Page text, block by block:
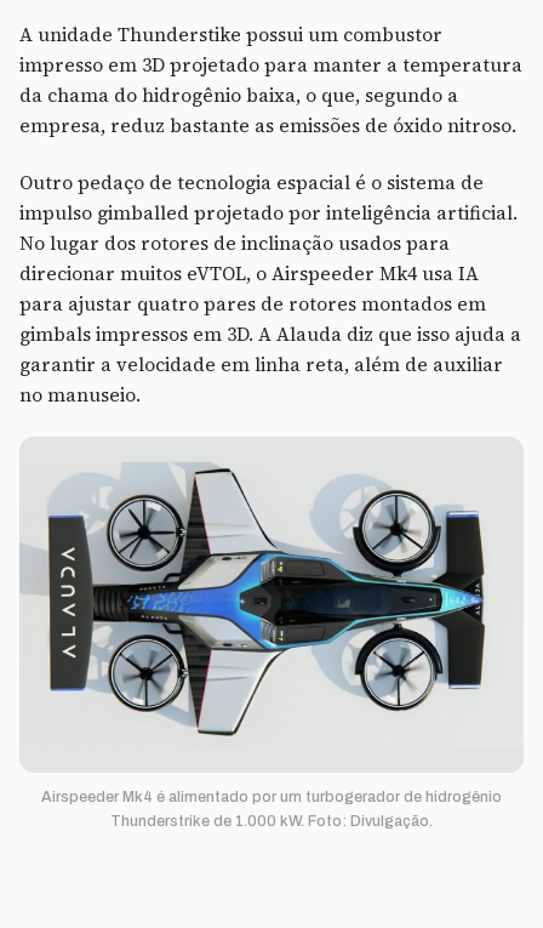
A unidade Thunderstike possui um combustor
impresso em 3D projetado para manter a temperatura
da chama do hidrogênio baixa, o que, segundo a
empresa, reduz bastante as emissões de óxido nitroso.
Outro pedaço de tecnologia espacial é o sistema de
impulso gimballed projetado por inteligência artificial.
No lugar dos rotores de inclinação usados ​​para
direcionar muitos eVTOL, o Airspeeder Mk4 usa IA
para ajustar quatro pares de rotores montados em
gimbals impressos em 3D. A Alauda diz que isso ajuda a
garantir a velocidade em linha reta, além de auxiliar
no manuseio.
Airspeeder Mk4 é alimentado por um turbogerador de hidrogênio
Thunderstrike de 1.000 kW. Foto: Divulgação.